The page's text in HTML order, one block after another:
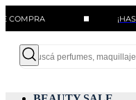
¡HASTA 10